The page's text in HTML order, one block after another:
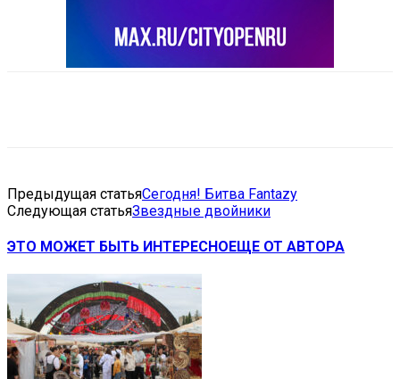
Предыдущая статьяСегодня! Битва Fantazy
Следующая статьяЗвездные двойники
ЭТО МОЖЕТ БЫТЬ ИНТЕРЕСНОЕЩЕ ОТ АВТОРА